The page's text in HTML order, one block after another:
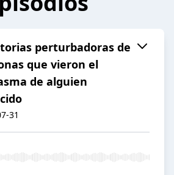
perturbadoras de
que vieron el
de alguien
31